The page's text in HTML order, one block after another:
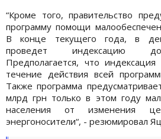
“Кроме того, правительство
программу помощи
В конце текущего года, в
проведет индексацию
Предполагается, что
течение действия всей
Также программа
млрд грн только в этом году
населения от изменения
энергоносители“, - резюмировал